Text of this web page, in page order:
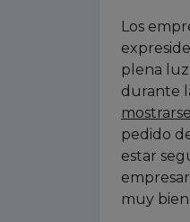
Los
plena luz
durante
pedido
estar
muy